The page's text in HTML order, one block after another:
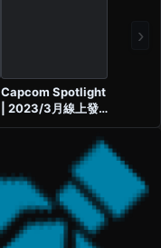
Capcom Spotlight
| 2023/3月線上發
表會 | 惡靈古堡4、
魔物獵人崛起 破曉
›